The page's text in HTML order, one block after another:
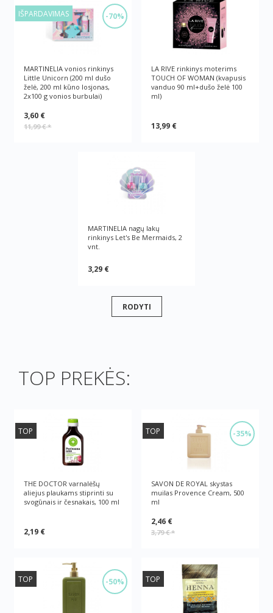
-70%
IŠPARDAVIMAS
MARTINELIA vonios rinkinys
Little Unicorn (200 ml dušo
želė, 200 ml kūno losjonas,
2x100 g vonios burbulai)
3,60 €
11,99 €*
LA RIVE rinkinys moterims
TOUCH OF WOMAN (kvapusis
vanduo 90 ml+dušo želė 100
ml)
13,99 €
MARTINELIA nagų lakų
rinkinys Let's Be Mermaids, 2
vnt.
3,29 €
RODYTI
TOP PREKĖS:
TOP
THE DOCTOR varnalėšų
aliejus plaukams stiprinti su
svogūnais ir česnakais, 100 ml
2,19 €
-35%
TOP
SAVON DE ROYAL skystas
muilas Provence Cream, 500
ml
2,46 €
3,79 €*
-50%
TOP TOP